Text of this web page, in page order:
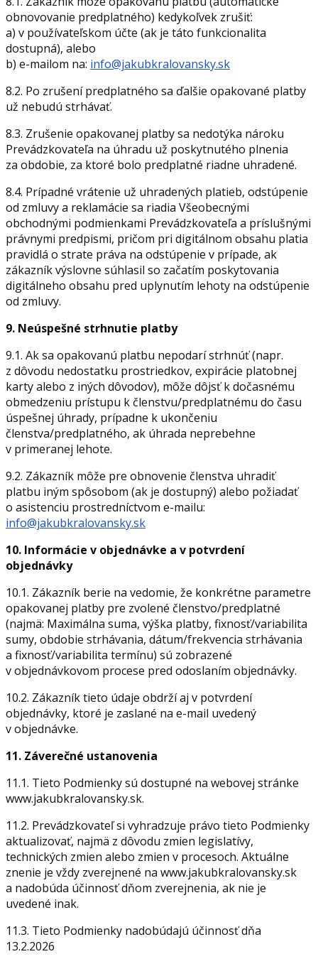
obnovovanie predplatného) kedykoľvek zrušiť:
a) v používateľskom účte (ak je táto funkcionalita
dostupná), alebo
b) e-mailom na: info@jakubkralovansky.sk
8.2. Po zrušení predplatného sa ďalšie opakované platby
už nebudú strhávať.
8.3. Zrušenie opakovanej platby sa nedotýka nároku
Prevádzkovateľa na úhradu už poskytnutého plnenia
za obdobie, za ktoré bolo predplatné riadne uhradené.
8.4. Prípadné vrátenie už uhradených platieb, odstúpenie
od zmluvy a reklamácie sa riadia Všeobecnými
obchodnými podmienkami Prevádzkovateľa a príslušnými
právnymi predpismi, pričom pri digitálnom obsahu platia
pravidlá o strate práva na odstúpenie v prípade, ak
zákazník výslovne súhlasil so začatím poskytovania
digitálneho obsahu pred uplynutím lehoty na odstúpenie
od zmluvy.
9. Neúspešné strhnutie platby
9.1. Ak sa opakovanú platbu nepodarí strhnúť (napr.
z dôvodu nedostatku prostriedkov, expirácie platobnej
karty alebo z iných dôvodov), môže dôjsť k dočasnému
obmedzeniu prístupu k členstvu/predplatnému do času
úspešnej úhrady, prípadne k ukončeniu
členstva/predplatného, ak úhrada neprebehne
v primeranej lehote.
9.2. Zákazník môže pre obnovenie členstva uhradiť
platbu iným spôsobom (ak je dostupný) alebo požiadať
o asistenciu prostredníctvom e-mailu:
info@jakubkralovansky.sk
10. Informácie v objednávke a v potvrdení
objednávky
10.1. Zákazník berie na vedomie, že konkrétne parametre
opakovanej platby pre zvolené členstvo/predplatné
(najmä: Maximálna suma, výška platby, fixnosť/variabilita
sumy, obdobie strhávania, dátum/frekvencia strhávania
a fixnosť/variabilita termínu) sú zobrazené
v objednávkovom procese pred odoslaním objednávky.
10.2. Zákazník tieto údaje obdrží aj v potvrdení
objednávky, ktoré je zaslané na e-mail uvedený
v objednávke.
11. Záverečné ustanovenia
11.1. Tieto Podmienky sú dostupné na webovej stránke
www.jakubkralovansky.sk.
11.2. Prevádzkovateľ si vyhradzuje právo tieto Podmienky
aktualizovať, najmä z dôvodu zmien legislatívy,
technických zmien alebo zmien v procesoch. Aktuálne
znenie je vždy zverejnené na www.jakubkralovansky.sk
a nadobúda účinnosť dňom zverejnenia, ak nie je
uvedené inak.
11.3. Tieto Podmienky nadobúdajú účinnosť dňa
13.2.2026